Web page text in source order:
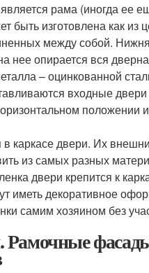
рама (иногда ее
изготовлена как из
между собой.
нее опирается вся
– оцинкованной
входные двери
каркасе двери. Их
из самых разных
двери крепится к
иметь декоративное
самим хозяином без
Рамочные